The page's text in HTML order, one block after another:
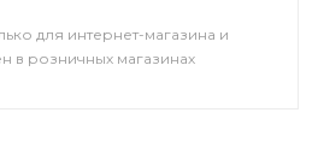
для интернет-магазина и
в розничных магазинах